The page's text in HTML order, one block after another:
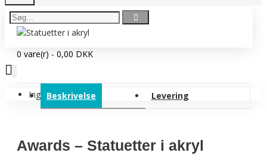
0 vare(r) - 0,00 DKK
Ingen produkter
Beskrivelse Levering
Awards – Statuetter i akryl